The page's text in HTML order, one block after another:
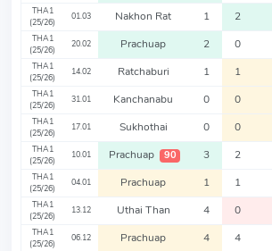
THA1
(25/26)
01.03 Nakhon Rat 1 2
THA1
(25/26)
20.02 Prachuap 2 0
THA1
(25/26)
14.02 Ratchaburi 1 1
THA1
(25/26)
31.01 Kanchanabu 0 0
THA1
(25/26)
17.01 Sukhothai 0 0
THA1
(25/26)
10.01 Prachuap 90 3 2
THA1
(25/26)
04.01 Prachuap 1 1
THA1
(25/26)
13.12 Uthai Than 4 0
THA1
(25/26)
06.12 Prachuap 4 4